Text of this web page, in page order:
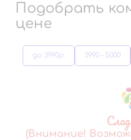
Подобрать
цене
до 3990р. 3990 – 5000
(Внимание!